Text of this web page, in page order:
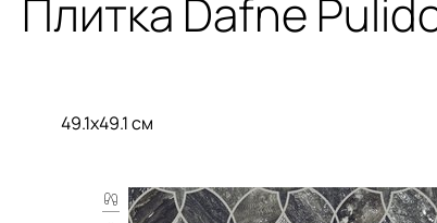
Плитка Dafne
49.1x49.1 см